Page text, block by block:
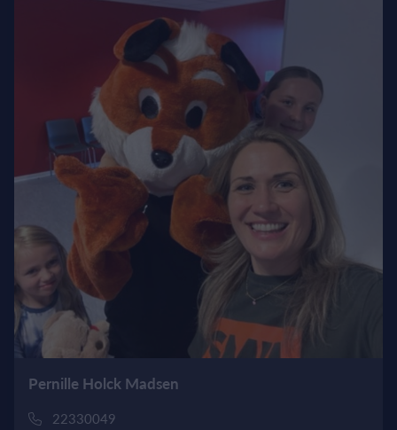
Pernille Holck Madsen
22330049